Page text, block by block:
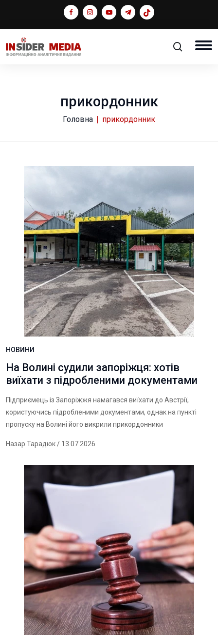
прикордонник
Головна прикордонник
НОВИНИ
На Волині судили запоріжця: хотів
виїхати з підробленими документами
Підприємець із Запоріжжя намагався виїхати до Австрії,
користуючись підробленими документами, однак на пункті
пропуску на Волині його викрили прикордонники
Назар Тарадюк/ 13.07.2026